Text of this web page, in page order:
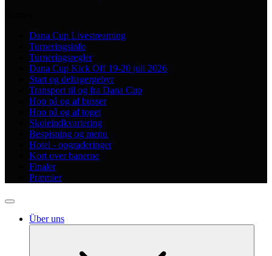
Dana Cup Livestreaming
Turneringsinfo
Turneringsregler
Dana Cup Kick Off 19-20 juli 2026
Start og deltagergebyr
Transport til og fra Dana Cup
Hop på og af busser
Hop på og af toget
Skoleindkvartering
Bespisning og menu
Hotel - opgraderinger
Kort over banerne
Finaler
Præmier
Über uns